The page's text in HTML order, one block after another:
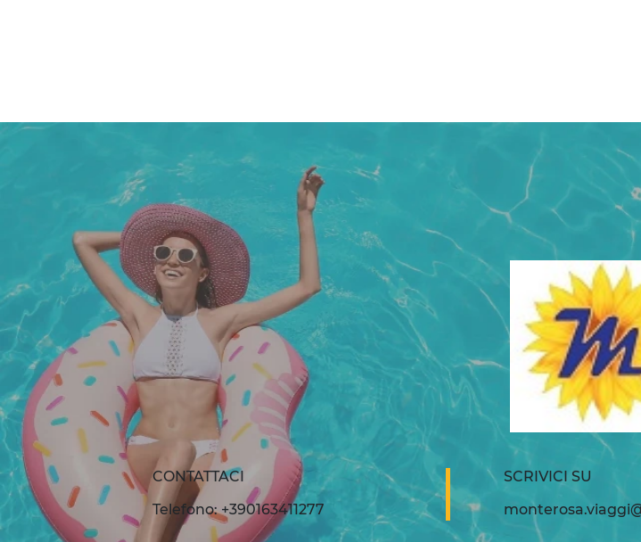
CONTATTACI
Telefono: +390163411277
SCRIVICI SU